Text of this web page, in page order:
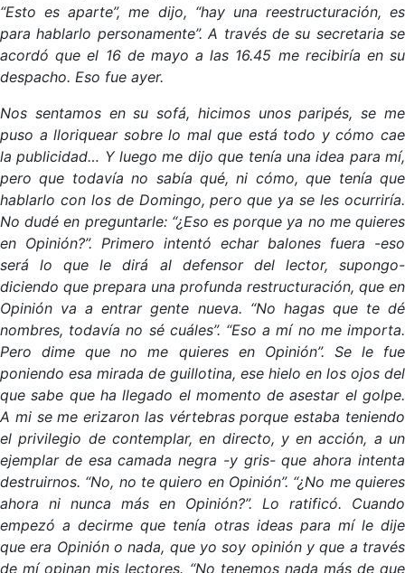
“Esto es aparte”, me dijo, “hay una reestructuración, es
para hablarlo personamente”. A través de su secretaria se
acordó que el 16 de mayo a las 16.45 me recibiría en su
despacho. Eso fue ayer.
Nos sentamos en su sofá, hicimos unos paripés, se me
puso a lloriquear sobre lo mal que está todo y cómo cae
la publicidad… Y luego me dijo que tenía una idea para mí,
pero que todavía no sabía qué, ni cómo, que tenía que
hablarlo con los de Domingo, pero que ya se les ocurriría.
No dudé en preguntarle: “¿Eso es porque ya no me quieres
en Opinión?”. Primero intentó echar balones fuera -eso
será lo que le dirá al defensor del lector, supongo-
diciendo que prepara una profunda restructuración, que en
Opinión va a entrar gente nueva. “No hagas que te dé
nombres, todavía no sé cuáles”. “Eso a mí no me importa.
Pero dime que no me quieres en Opinión”. Se le fue
poniendo esa mirada de guillotina, ese hielo en los ojos del
que sabe que ha llegado el momento de asestar el golpe.
A mi se me erizaron las vértebras porque estaba teniendo
el privilegio de contemplar, en directo, y en acción, a un
ejemplar de esa camada negra -y gris- que ahora intenta
destruirnos. “No, no te quiero en Opinión”. “¿No me quieres
ahora ni nunca más en Opinión?”. Lo ratificó. Cuando
empezó a decirme que tenía otras ideas para mí le dije
que era Opinión o nada, que yo soy opinión y que a través
de mí opinan mis lectores. “No tenemos nada más de que